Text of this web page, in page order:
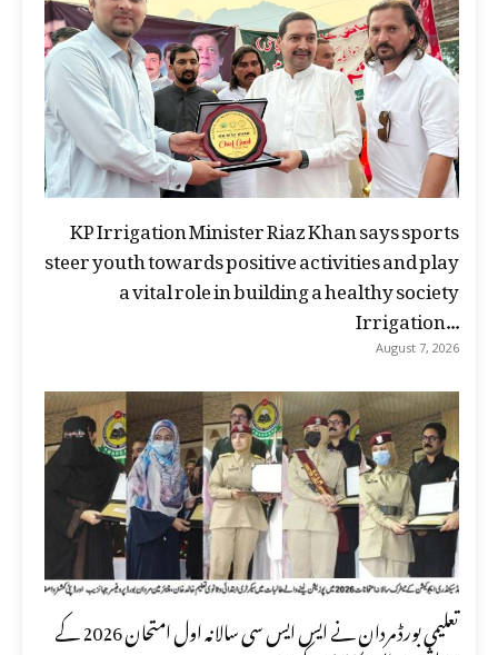
KP Irrigation Minister Riaz Khan says sports
steer youth towards positive activities and play
a vital role in building a healthy society
Irrigation...
August 7, 2026
تعلیمی بورڈ مردان نے ایس ایس سی سالانہ اول امتحان 2026 کے